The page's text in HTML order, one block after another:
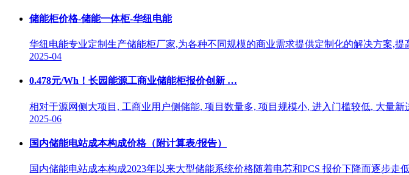
储能柜价格-储能一体柜-华纽电能
华纽电能专业定制生产储能柜厂家,为各种不同规模的商业需求提供定制化的解决方案,
2025-04
0.478元/Wh！长园能源工商业储能柜报价创新 …
相对于源网侧大项目, 工商业用户侧储能, 项目数量多, 项目规模小, 进入门槛较低, 大量
2025-06
国内储能电站成本构成价格（附计算表/报告）
国内储能电站成本构成2023年以来大型储能系统价格随着电芯和PCS 报价下降而逐步走